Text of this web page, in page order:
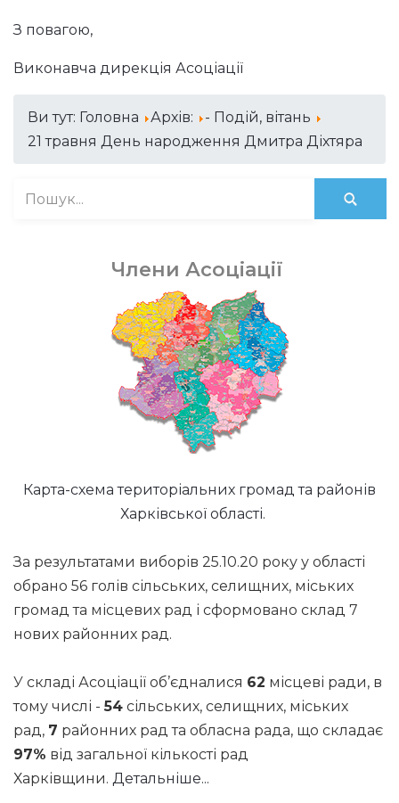
З повагою,
Виконавча дирекція Асоціації
Ви тут: Головна Архів:
- Подій, вітань
21 травня День народження Дмитра Діхтяра
Члени Асоціації
Карта-схема територіальних громад та районів
Харківської області.
За результатами виборів 25.10.20 року у області
обрано 56 голів сільських, селищних, міських
громад та місцевих рад і сформовано склад 7
нових районних рад.
У складі Асоціації об’єдналися 62 місцеві ради, в
тому числі -54 сільських, селищних, міських
рад, 7 районних рад та обласна рада, що складає
97% від загальної кількості рад
Харківщини. Детальніше...